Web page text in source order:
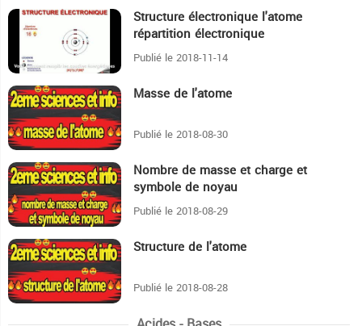
Structure électronique l'atome
répartition électronique
Publié le 2018-11-14
8:58 Masse de l'atome
Publié le 2018-08-30
6:59 Nombre de masse et charge et
symbole de noyau
Publié le 2018-08-29
11:28 Structure de l'atome
Publié le 2018-08-28